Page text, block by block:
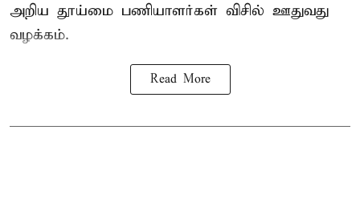
அறிய தூய்மை பணியாளர்கள் விசில் ஊதுவது
வழக்கம்.
Read More